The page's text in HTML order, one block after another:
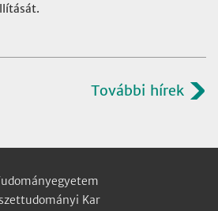
További hírek
Kar